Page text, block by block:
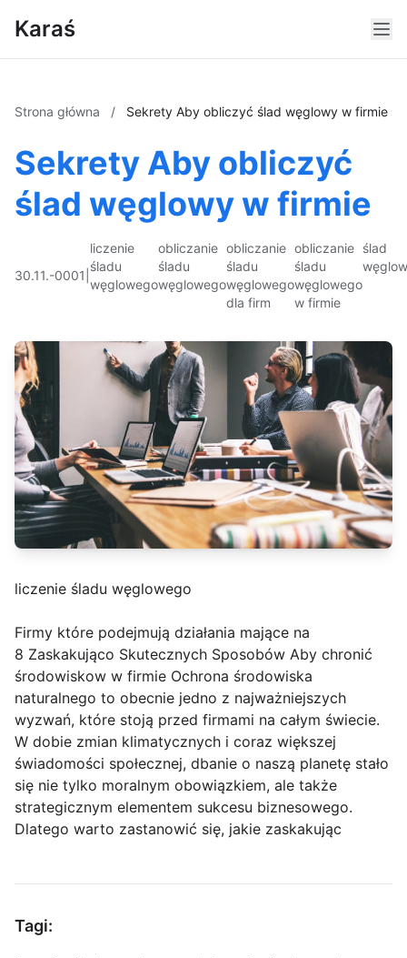
Karaś
Strona główna / Sekrety Aby obliczyć ślad węglowy w firmie
Sekrety Aby obliczyć
ślad węglowy w firmie
30.11.-0001
liczenie
śladu
węglowego
obliczanie
śladu
węglowego
obliczanie
śladu
węglowego
dla firm
obliczanie
śladu
węglowego
w firmie
ślad
liczenie śladu węglowego
Firmy które podejmują działania mające na
8 Zaskakująco Skutecznych Sposobów Aby chronić
środowiskow w firmie Ochrona środowiska
naturalnego to obecnie jedno z najważniejszych
wyzwań, które stoją przed firmami na całym świecie.
W dobie zmian klimatycznych i coraz większej
świadomości społecznej, dbanie o naszą planetę stało
się nie tylko moralnym obowiązkiem, ale także
strategicznym elementem sukcesu biznesowego.
Dlatego warto zastanowić się, jakie zaskakując
Tagi: